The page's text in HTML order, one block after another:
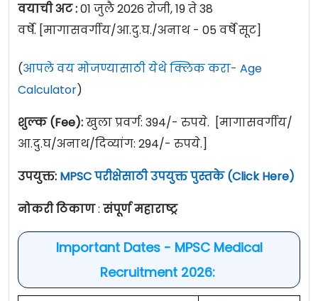
वयाची अट :01 जुलै 2026 रोजी, 19 ते 38
वर्षे. [मागासवर्गीय/आ.दु.घ./अनाथ - 05 वर्षे सूट]
(आपले वय मोजण्यासाठी येथे क्लिक करा- Age
Calculator)
शुल्क (Fee):खुला प्रवर्ग: 394/- रुपये. [मागासवर्गीय/
आ.दु.घ/अनाथ/दिव्यांग: 294/- रुपये.]
उपयुक्त: MPSC परीक्षेसाठी उपयुक्त पुस्तके (Click Here)
नोकरी ठिकाण: संपूर्ण महाराष्ट्र
Important Dates - MPSC Medical
Recruitment 2026: